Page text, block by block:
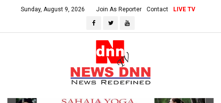
Sunday, August 9, 2026 Join As Reporter Contact LIVE TV